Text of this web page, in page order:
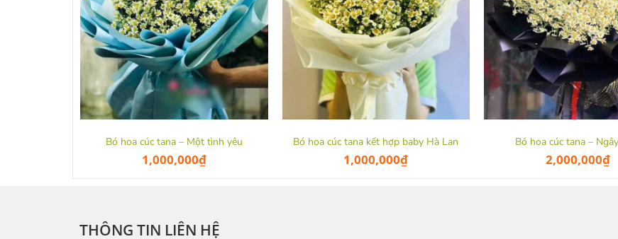
Bó hoa cúc tana – Một tình yêu
1,000,000₫
Bó hoa cúc tana kết hợp baby Hà Lan
1,000,000₫
Bó hoa cúc tana –
2,000,000₫
THÔNG TIN LIÊN HỆ